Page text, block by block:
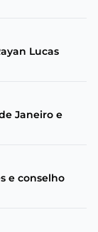
Lucas
Janeiro e
e conselho